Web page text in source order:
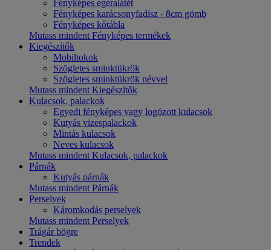
Fényképes egéralátét
Fényképes karácsonyfadísz - 8cm gömb
Fényképes kőtábla
Mutass mindent Fényképes termékek
Kiegészítők
Mobiltokok
Szögletes sminktükrök
Szögletes sminktükrök névvel
Mutass mindent Kiegészítők
Kulacsok, palackok
Egyedi fényképes vagy logózott kulacsok
Kutyás vizespalackok
Mintás kulacsok
Neves kulacsok
Mutass mindent Kulacsok, palackok
Párnák
Kutyás párnák
Mutass mindent Párnák
Perselyek
Káromkodás perselyek
Mutass mindent Perselyek
Trágár bögre
Trendek